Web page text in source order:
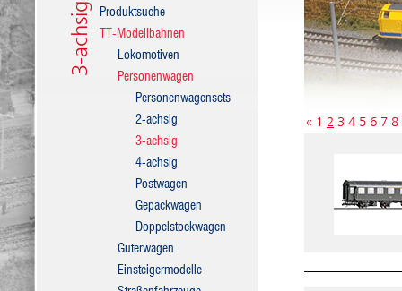
3-achsig
Produktsuche
TT-Modellbahnen
Lokomotiven
Personenwagen
Personenwagensets
2-achsig
3-achsig
4-achsig
Postwagen
Gepäckwagen
Doppelstockwagen
Güterwagen
Einsteigermodelle
« 1 2 3 4 5 6 7 8